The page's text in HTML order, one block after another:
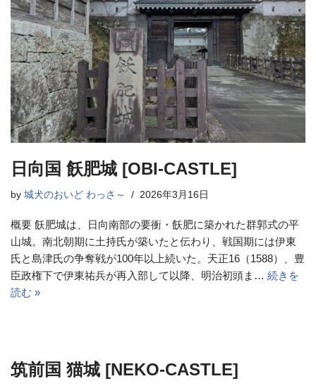
日向国 飫肥城 [OBI-CASTLE]
by 城犬のおいど わっさ～ 2026年3月16日
概要 飫肥城は、日向南部の要衝・飫肥に築かれた群郭式の平
山城。南北朝期に土持氏が築いたと伝わり、戦国期には伊東
氏と島津氏の争奪戦が100年以上続いた。天正16（1588）、豊
臣政権下で伊東祐兵が再入部して以降、明治初頭ま… 続きを
読む »
筑前国 猫城 [NEKO-CASTLE]